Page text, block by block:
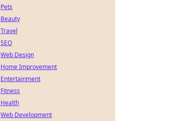
Pets
Beauty
Travel
SEO
Web Design
Home Improvement
Entertainment
Fitness
Health
Web Development